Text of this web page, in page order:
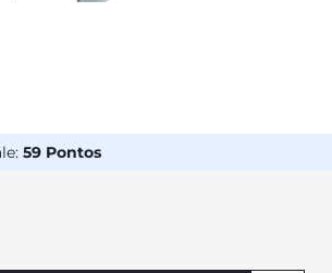
59 Pontos